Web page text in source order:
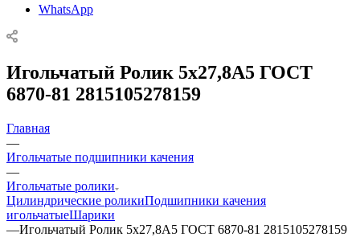
WhatsApp
Игольчатый Ролик 5х27,8А5 ГОСТ
6870-81 2815105278159
Главная
—
Игольчатые подшипники качения
—
Игольчатые ролики
Цилиндрические роликиПодшипники качения
игольчатыеШарики
—Игольчатый Ролик 5х27,8А5 ГОСТ 6870-81 2815105278159